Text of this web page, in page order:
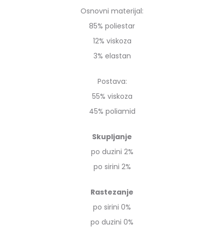
Osnovni materijal:
85% poliestar
12% viskoza
3% elastan
Postava:
55% viskoza
45% poliamid
Skupljanje
po duzini 2%
po sirini 2%
Rastezanje
po sirini 0%
po duzini 0%